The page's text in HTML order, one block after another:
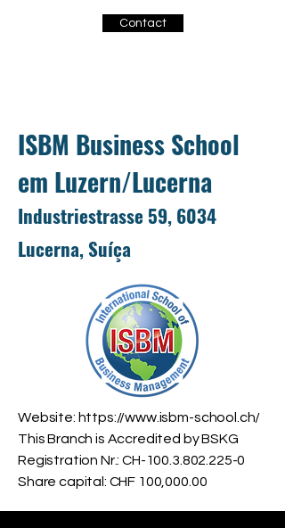
Contact
ISBM Business School
em Luzern/Lucerna
Industriestrasse 59, 6034
Lucerna, Suíça
Website: https://www.isbm-school.ch/
This Branch is Accredited by BSKG
Registration Nr.: CH-100.3.802.225-0
Share capital: CHF 100,000.00